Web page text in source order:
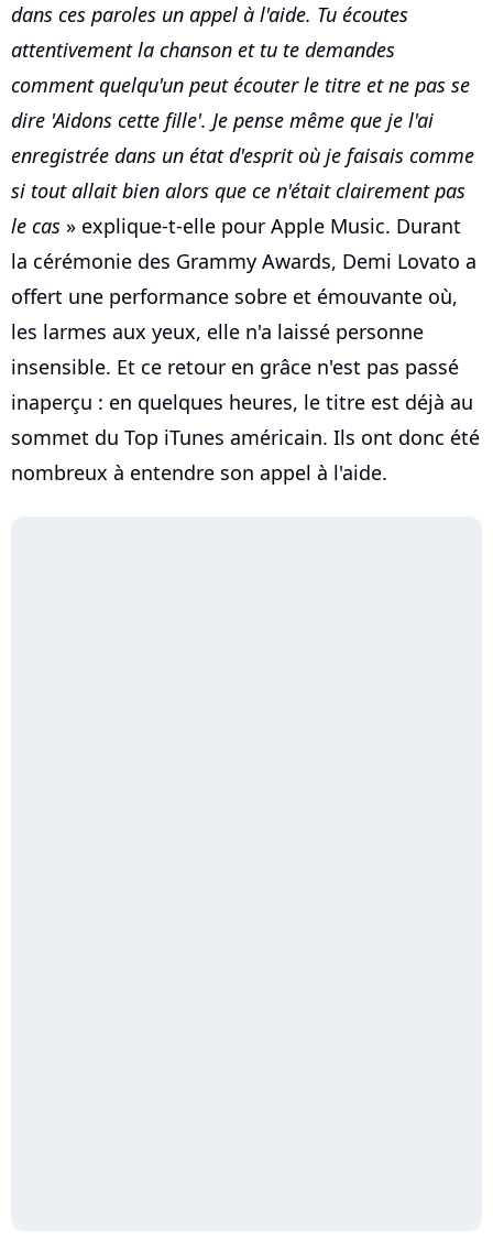
dans ces paroles un appel à l'aide. Tu écoutes
attentivement la chanson et tu te demandes
comment quelqu'un peut écouter le titre et ne pas se
dire 'Aidons cette fille'. Je pense même que je l'ai
enregistrée dans un état d'esprit où je faisais comme
si tout allait bien alors que ce n'était clairement pas
le cas » explique-t-elle pour Apple Music. Durant
la cérémonie des Grammy Awards, Demi Lovato a
offert une performance sobre et émouvante où,
les larmes aux yeux, elle n'a laissé personne
insensible. Et ce retour en grâce n'est pas passé
inaperçu : en quelques heures, le titre est déjà au
sommet du Top iTunes américain. Ils ont donc été
nombreux à entendre son appel à l'aide.